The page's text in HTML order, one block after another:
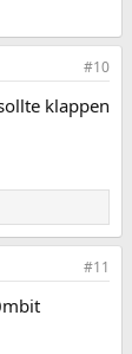
#10
klappen
#11